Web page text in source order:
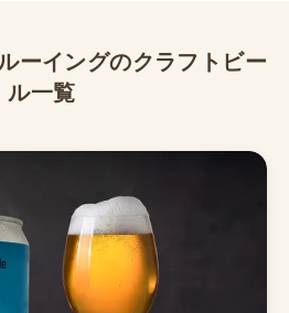
ーイングのクラフトビー
ル一覧